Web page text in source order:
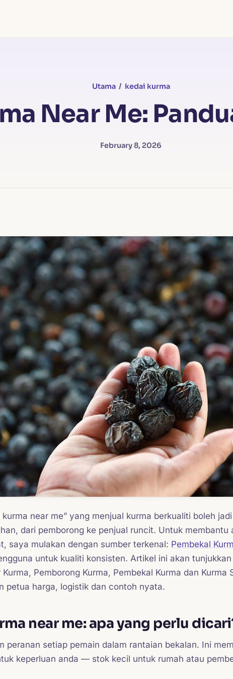
Utama/ kedai kurma
Near Me:
February 8, 2026
kurma near me” yang menjual kurma berkualiti boleh
dari pemborong ke penjual runcit. Untuk membantu
saya mulakan dengan sumber terkenal: Pembekal
untuk kualiti konsisten. Artikel ini akan
Kurma, Pemborong Kurma, Pembekal Kurma dan
petua harga, logistik dan contoh nyata.
near me: apa yang perlu
peranan setiap pemain dalam rantaian bekalan. Ini
keperluan anda — stok kecil untuk rumah atau